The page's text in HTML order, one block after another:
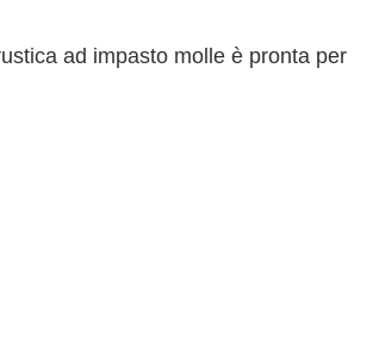
ad impasto molle è pronta per